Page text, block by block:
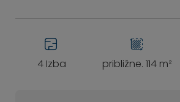
4 Izba približne. 114 m²